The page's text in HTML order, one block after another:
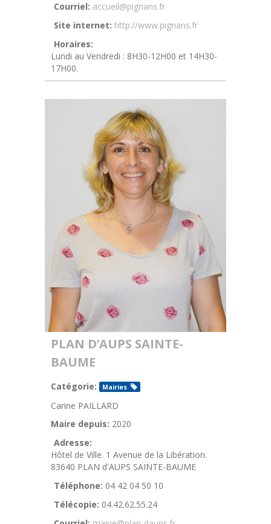
Courriel: accueil@pignans.fr
Site internet: http://www.pignans.fr
Horaires:
Lundi au Vendredi : 8H30-12H00 et 14H30-
17H00.
PLAN D’AUPS SAINTE-
BAUME
Catégorie: Mairies
Carine PAILLARD
Maire depuis: 2020
Adresse:
Hôtel de Ville. 1 Avenue de la Libération.
83640 PLAN d'AUPS SAINTE-BAUME
Téléphone: 04 42 04 50 10
Télécopie: 04.42.62.55.24